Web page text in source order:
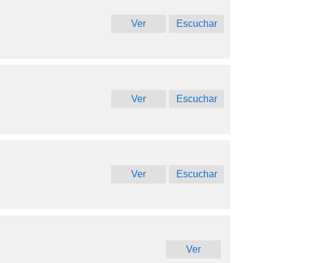
Ver Escuchar
Ver Escuchar
Ver Escuchar
Ver